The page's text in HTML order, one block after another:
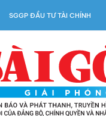
SGGP ĐẦU TƯ TÀI CHÍNH